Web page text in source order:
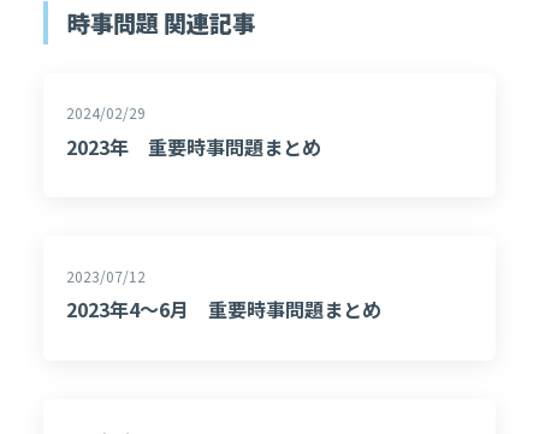
時事問題 関連記事
2024/02/29
2023年 重要時事問題まとめ
2023/07/12
2023年4～6月 重要時事問題まとめ